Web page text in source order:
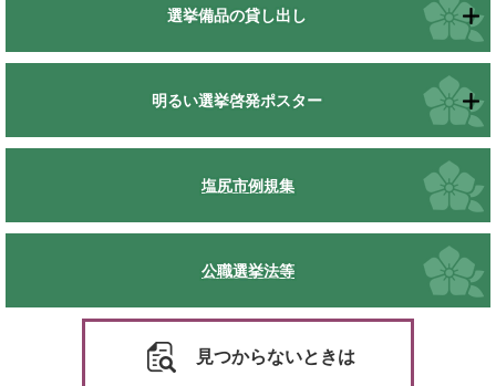
選挙備品の貸し出し
明るい選挙啓発ポスター
塩尻市例規集
公職選挙法等
見つからないときは